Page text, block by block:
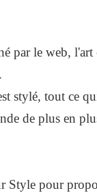
par le web,
stylé, tout ce
de plus en
Style pour